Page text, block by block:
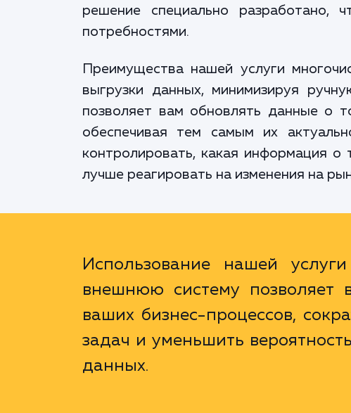
решение специально
потребностями.
Преимущества нашей услуги
выгрузки данных, минимизируя
позволяет вам обновлять данные о
обеспечивая тем самым их
контролировать, какая информация
лучше реагировать на изменения на
Использование нашей
внешнюю систему позволяет
ваших бизнес-процессов,
задач и уменьшить
данных.